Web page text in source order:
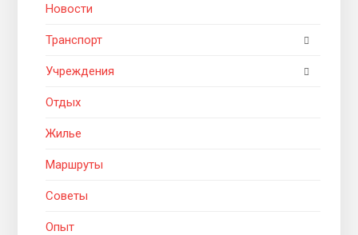
Новости
Транспорт
Учреждения
Отдых
Жилье
Маршруты
Советы
Опыт